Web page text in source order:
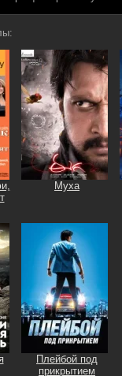
Муха
Плейбой под
прикрытием